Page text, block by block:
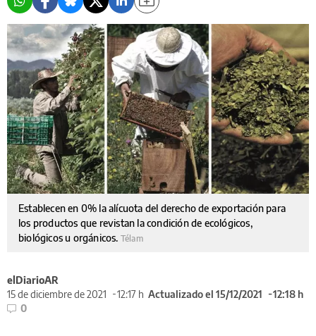
Establecen en 0% la alícuota del derecho de exportación para
los productos que revistan la condición de ecológicos,
biológicos u orgánicos. Télam
elDiarioAR
15 de diciembre de 2021
12:17 h Actualizado el 15/12/2021
12:18 h
0